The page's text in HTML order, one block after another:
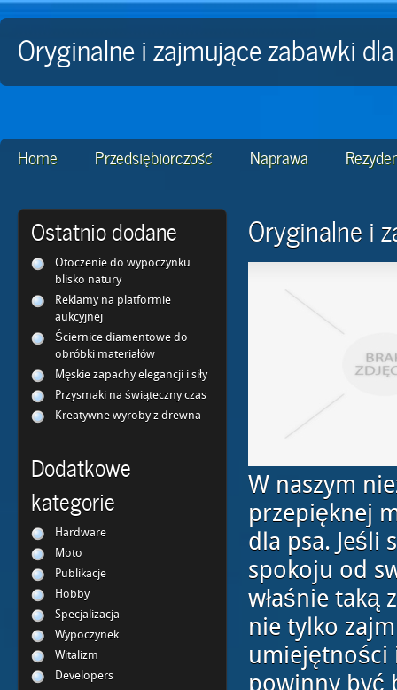
Oryginalne i zajmujące zabawki
Home Przedsiębiorczość Naprawa
Ostatnio dodane
Otoczenie do wypoczynku
blisko natury
Reklamy na platformie
aukcyjnej
Ściernice diamentowe do
obróbki materiałów
Męskie zapachy elegancji i siły
Przysmaki na świąteczny czas
Kreatywne wyroby z drewna
Dodatkowe
kategorie
Hardware
Moto
Publikacje
Hobby
Specjalizacja
Wypoczynek
Witalizm
Developers
Oryginalne i
W naszym
przepięknej
dla psa. Jeśli
spokoju od
właśnie taką
nie tylko
umiejętności